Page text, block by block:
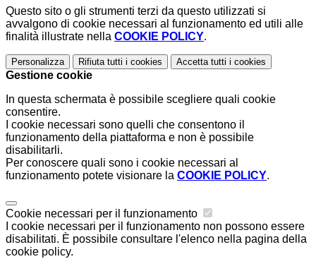
Questo sito o gli strumenti terzi da questo utilizzati si
avvalgono di cookie necessari al funzionamento ed utili alle
finalità illustrate nella COOKIE POLICY.
Personalizza Rifiuta tutti i cookies Accetta tutti i cookies
Gestione cookie
In questa schermata è possibile scegliere quali cookie
consentire.
I cookie necessari sono quelli che consentono il
funzionamento della piattaforma e non è possibile
disabilitarli.
Per conoscere quali sono i cookie necessari al
funzionamento potete visionare la COOKIE POLICY.
Cookie necessari per il funzionamento
I cookie necessari per il funzionamento non possono essere
disabilitati. È possibile consultare l'elenco nella pagina della
cookie policy.